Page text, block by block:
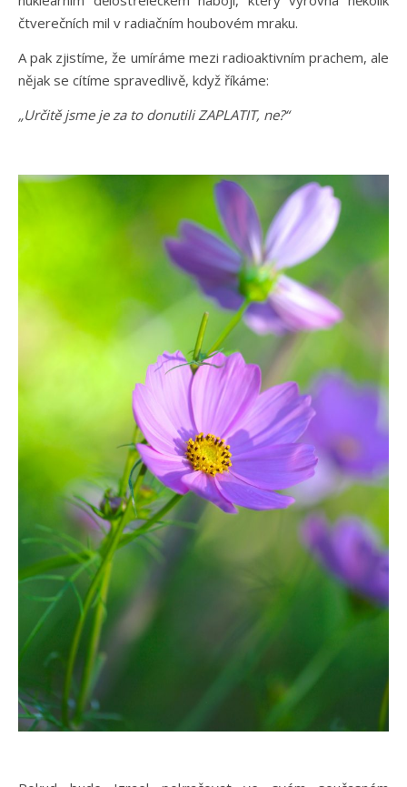
čtverečních mil v radiačním houbovém mraku.
A pak zjistíme, že umíráme mezi radioaktivním prachem, ale
nějak se cítíme spravedlivě, když říkáme:
„Určitě jsme je za to donutili ZAPLATIT, ne?“